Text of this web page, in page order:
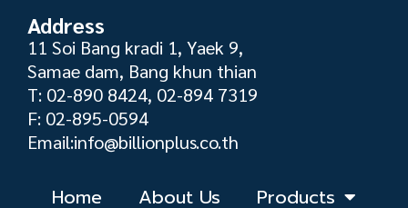
Address
11 Soi Bang kradi 1, Yaek 9,
Samae dam, Bang khun thian
T: 02-890 8424, 02-894 7319
F: 02-895-0594
Email:info@billionplus.co.th
Home About Us Products